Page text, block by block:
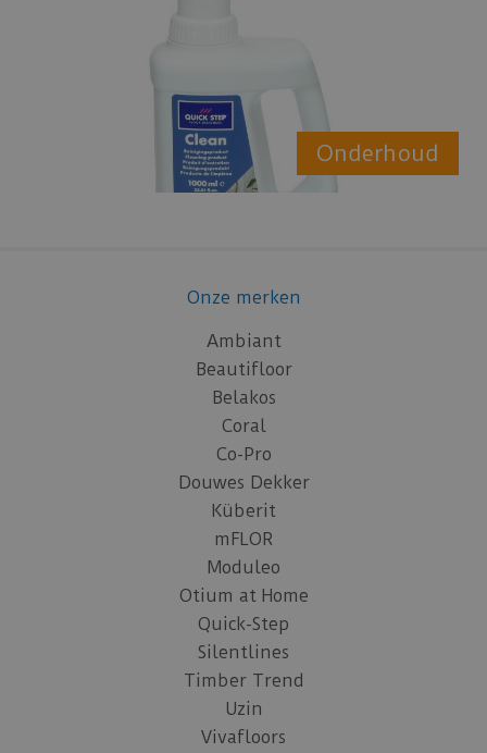
Onderhoud
Onze merken
Ambiant
Beautifloor
Belakos
Coral
Co-Pro
Douwes Dekker
Küberit
mFLOR
Moduleo
Otium at Home
Quick-Step
Silentlines
Timber Trend
Uzin
Vivafloors